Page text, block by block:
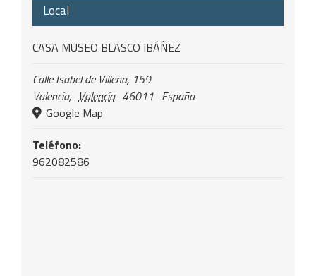
Local
CASA MUSEO BLASCO IBÁÑEZ
Calle Isabel de Villena, 159
Valencia, Valencia 46011 España
Google Map
Teléfono:
962082586